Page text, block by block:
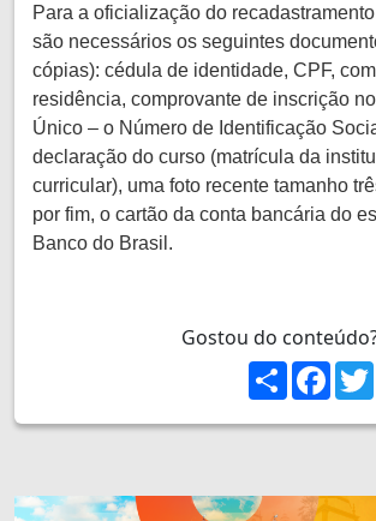
Para a oficialização do
são necessários os seguintes
cópias): cédula de identidade, CPF,
residência, comprovante de inscrição
Único – o Número de Identificação
declaração do curso (matrícula da
curricular), uma foto recente tamanho
por fim, o cartão da conta bancária do
Banco do Brasil.
Gostou do
Share